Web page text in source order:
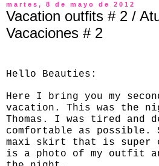
martes, 8 de mayo de 2012
Vacation outfits # 2 /
Vacaciones # 2
Hello Beauties:
Here I bring you my
vacation. This was the
Thomas. I was tired and
comfortable as possible.
maxi skirt that is super
is a photo of my outfit